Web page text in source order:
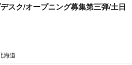
スク/オープニング募集第三弾/土日
海道